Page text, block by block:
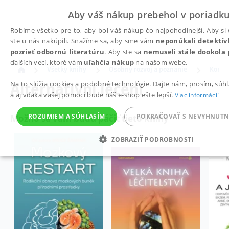
Osobný rozvoj a poznanie
Alternativní léčení
Možno sa vám budú páčiť tieto knihy
Aby váš nákup prebehol v
Robíme všetko pre to, aby bol váš nákup čo najpohodlnejší. Aby si
ste u nás nakúpili. Snažíme sa, aby sme vám neponúkali
pozrieť odbornú literatúru. Aby ste sa nemuseli stále dookola
ďalších vecí, ktoré vám uľahčia nákup na našom webe.
Na to slúžia cookies a podobné technológie. Dajte nám, prosím,
a aj vďaka vašej pomoci bude náš e-shop ešte lepší. Viac informácií
ROZUMIEM A SÚHLASÍM POKRAČOVAŤ S
ZOBRAZIŤ PODROBNOSTI
POTREBNÉ ANALYTICKÉ MARKETINGOVÉ
NEZARADENÉ SÚBORY
Potrebné Analytické Marketingové Funkčné